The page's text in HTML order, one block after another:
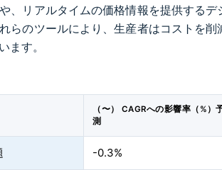
、リアルタイムの価格情報を提供する
らのツールにより、生産者はコストを
ます。
（〜） CAGRへの影響率（%）
測
-0.3%